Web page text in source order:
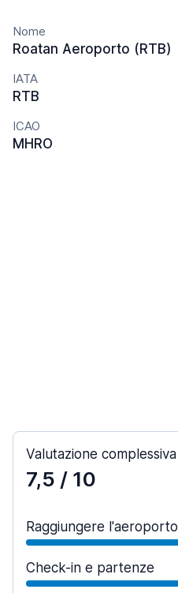
Nome
Roatan Aeroporto (RTB)
IATA
RTB
ICAO
MHRO
Valutazione complessiva
7,5 / 10
Raggiungere l'aeroporto
Check-in e partenze